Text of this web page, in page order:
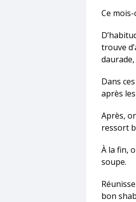
Ce
trouve
Dans
après
Après,
ressort
À la fin,
soupe.
bon